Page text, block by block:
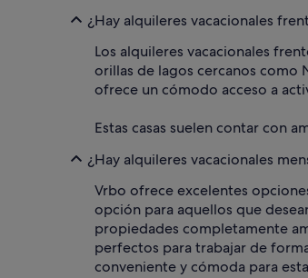
¿Hay alquileres vacacionales
Los alquileres vacacionales
orillas de lagos cercanos como
ofrece un cómodo acceso a
Estas casas suelen contar con
¿Hay alquileres vacacionales
Vrbo ofrece excelentes
opción para aquellos que
propiedades completamente
perfectos para trabajar de
conveniente y cómoda para